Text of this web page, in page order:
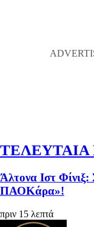
ΤΕΛΕΥΤΑΙΑ
Άλτονα Ιστ
ΠΑΟΚάρα»!
πριν 15 λεπτά